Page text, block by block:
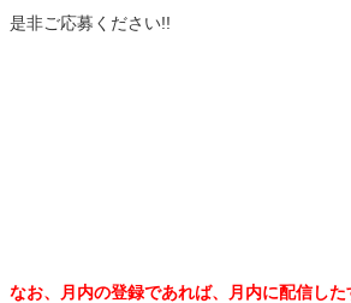
是非ご応募ください!!
なお、月内の登録であれば、月内に配信し